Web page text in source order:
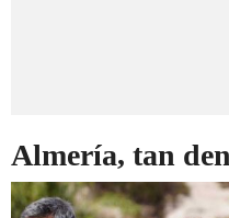
Almería, tan